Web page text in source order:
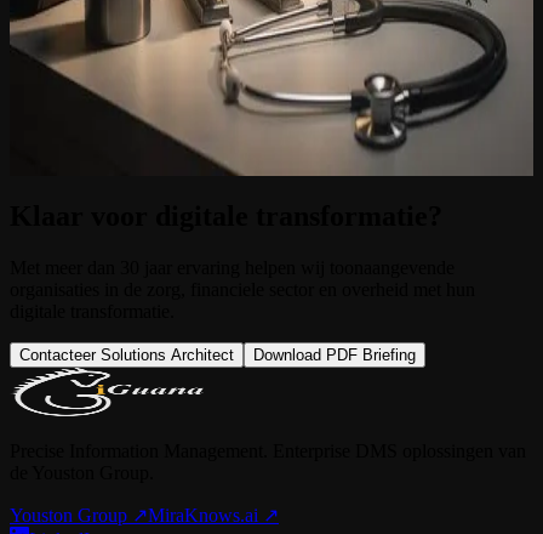
Personeelsdossiers in iGuana iDM: van ziekenhuis
tot HR
Ziekenhuizen die iGuana iDM gebruiken voor patientendossiers,
kiezen er vaak ook voor om hun personeelsdossiers in hetzelfde
platform te beheren.
Contacteer Solutions Architect Download PDF Briefing
Youston Group ↗MiraKnows.ai ↗